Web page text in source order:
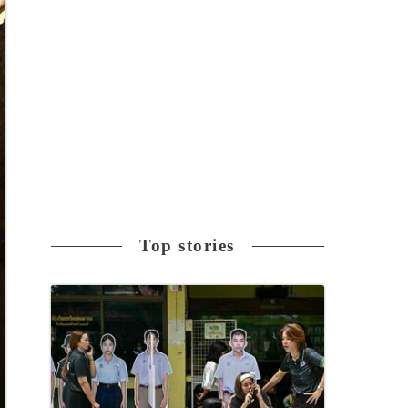
Top stories